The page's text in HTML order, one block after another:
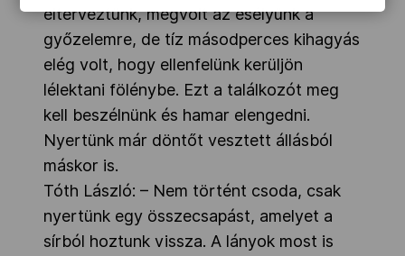
elterveztünk, megvolt az esélyünk a
győzelemre, de tíz másodperces kihagyás
elég volt, hogy ellenfelünk kerüljön
lélektani fölénybe. Ezt a találkozót meg
kell beszélnünk és hamar elengedni.
Nyertünk már döntőt vesztett állásból
máskor is.
Tóth László: – Nem történt csoda, csak
nyertünk egy összecsapást, amelyet a
sírból hoztunk vissza. A lányok most is